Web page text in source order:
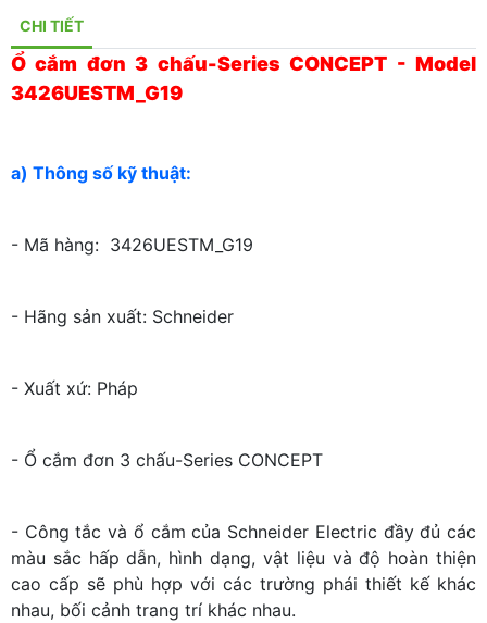
CHI TIẾT
Ổ cắm đơn 3 chấu-Series CONCEPT - Model
3426UESTM_G19
a) Thông số kỹ thuật:
- Mã hàng: 3426UESTM_G19
- Hãng sản xuất: Schneider
- Xuất xứ: Pháp
- Ổ cắm đơn 3 chấu-Series CONCEPT
- Công tắc và ổ cắm của Schneider Electric đầy đủ các
màu sắc hấp dẫn, hình dạng, vật liệu và độ hoàn thiện
cao cấp sẽ phù hợp với các trường phái thiết kế khác
nhau, bối cảnh trang trí khác nhau.